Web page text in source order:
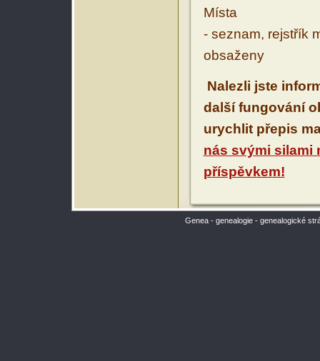
Místa
- seznam, rejstřík
obsaženy
Nalezli jste
další fungování
urychlit přepis
nás svými silami
příspěvkem!
Genea - genealogie - genealogické